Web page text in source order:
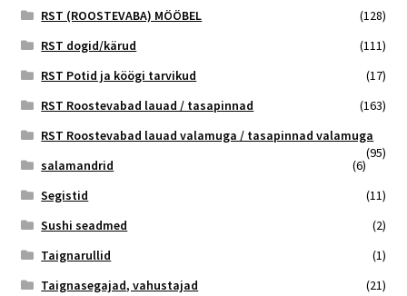
RST (ROOSTEVABA) MÖÖBEL
(128)
RST dogid/kärud
(111)
RST Potid ja köögi tarvikud
(17)
RST Roostevabad lauad / tasapinnad
(163)
RST Roostevabad lauad valamuga / tasapinnad valamuga
(95)
salamandrid
(6)
Segistid
(11)
Sushi seadmed
(2)
Taignarullid
(1)
Taignasegajad, vahustajad
(21)